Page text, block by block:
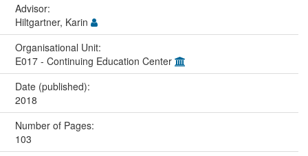
Advisor:
Hiltgartner, Karin
Organisational Unit:
E017 - Continuing Education Center
Date (published):
2018
Number of Pages:
103